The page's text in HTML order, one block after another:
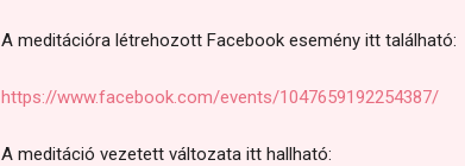
A meditációra létrehozott Facebook esemény itt található:
https://www.facebook.com/events/1047659192254387/
A meditáció vezetett változata itt hallható: